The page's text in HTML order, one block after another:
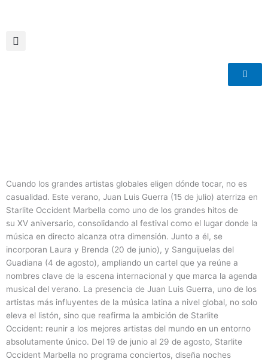
Cuando los grandes artistas globales eligen dónde tocar, no es
casualidad. Este verano, Juan Luis Guerra (15 de julio) aterriza en
Starlite Occident Marbella como uno de los grandes hitos de
su XV aniversario, consolidando al festival como el lugar donde la
música en directo alcanza otra dimensión. Junto a él, se
incorporan Laura y Brenda (20 de junio), y Sanguijuelas del
Guadiana (4 de agosto), ampliando un cartel que ya reúne a
nombres clave de la escena internacional y que marca la agenda
musical del verano. La presencia de Juan Luis Guerra, uno de los
artistas más influyentes de la música latina a nivel global, no solo
eleva el listón, sino que reafirma la ambición de Starlite
Occident: reunir a los mejores artistas del mundo en un entorno
absolutamente único. Del 19 de junio al 29 de agosto, Starlite
Occident Marbella no programa conciertos, diseña noches